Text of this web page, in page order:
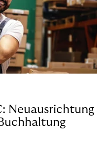
Neuausrichtung